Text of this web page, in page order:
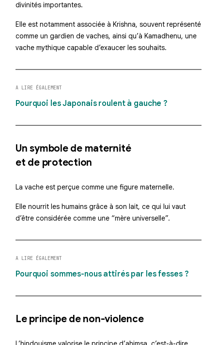
divinités importantes.
Elle est notamment associée à Krishna, souvent représenté
comme un gardien de vaches, ainsi qu’à Kamadhenu, une
vache mythique capable d’exaucer les souhaits.
A LIRE ÉGALEMENT
Pourquoi les Japonais roulent à gauche ?
Un symbole de maternité
et de protection
La vache est perçue comme une figure maternelle.
Elle nourrit les humains grâce à son lait, ce qui lui vaut
d’être considérée comme une “mère universelle”.
A LIRE ÉGALEMENT
Pourquoi sommes-nous attirés par les fesses ?
Le principe de non-violence